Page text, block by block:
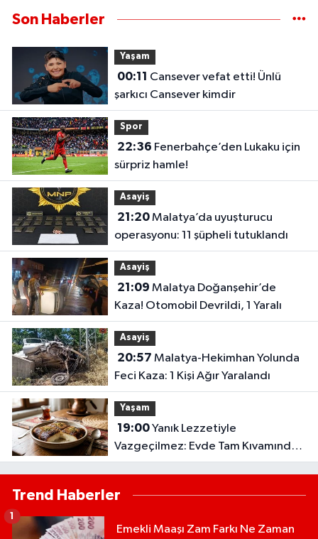
Son Haberler
Yaşam
00:11
şarkıcı Cansever kimdir
Spor
22:36
sürpriz hamle!
Asayiş
21:20Malatya’da uyuşturucu
operasyonu: 11 şüpheli tutuklandı
Asayiş
21:09
Kaza! Otomobil Devrildi, 1 Yaralı
Asayiş
20:57
Feci Kaza: 1 Kişi Ağır Yaralandı
Yaşam
19:00Yanık Lezzetiyle
Vazgeçilmez: Evde Tam Kıvamında
Kazandibi Tarifi
Trend Haberler
Emekli Maaşı Zam Farkı Ne Zaman
1